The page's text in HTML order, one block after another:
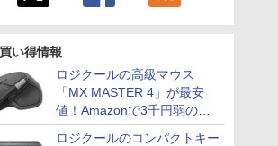
い得情報
ロジクールの高級マウス
「MX MASTER 4」が最安
値！Amazonで3千円弱の割
引
ロジクールのコンパクトキー